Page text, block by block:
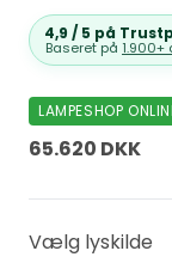
4,9 / 5 på
Baseret på
LAMPESHOP
65.620 DKK
Vælg lyskilde